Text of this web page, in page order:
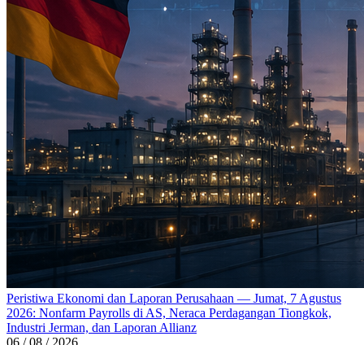
Peristiwa Ekonomi dan Laporan Perusahaan — Jumat, 7 Agustus
2026: Nonfarm Payrolls di AS, Neraca Perdagangan Tiongkok,
Industri Jerman, dan Laporan Allianz